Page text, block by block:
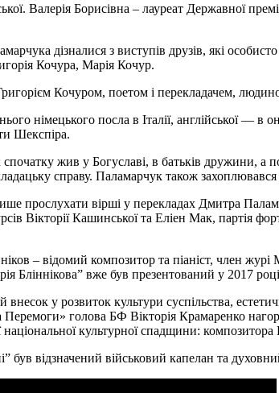
Валерія Борисівна – лауреат Державної
дізналися з виступів друзів, які
Кочура, Марія Кочур.
Кочуром, поетом і перекладачем,
німецького посла в Італії, англійської —
Шекспіра.
жив у Богуславі, в батьків дружини, а
справу. Паламарчук також
прослухати вірші у перекладах Дмитра
Вікторії Кашинської та Еліен Мак, партія
– відомий композитор та піаніст, член
Бліннікова” вже був презентований у 2017
у розвиток культури суспільства,
голова БФ Вікторія Крамаренко
культурної спадщини:
був відзначений військовий капелан та